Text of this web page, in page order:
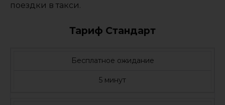
поездки в такси.
Тариф Стандарт
Бесплатное ожидание
5 минут